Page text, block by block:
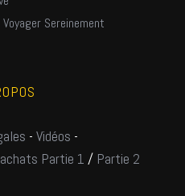
Sereinement
- Vidéos -
Partie 1 / Partie 2